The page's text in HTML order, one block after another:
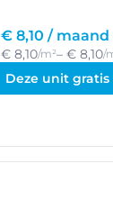
€ 8,10 / maand
€ 8,10/m²– € 8,10/
Deze unit